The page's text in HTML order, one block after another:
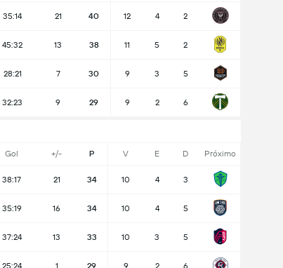
35:14 21 40 12 4 2
45:32 13 38 11 5 2
28:21 7 30 9 3 5
32:23 9 29 9 2 6
Gol +/- P V E D Próximo
38:17 21 34 10 4 3
35:19 16 34 10 4 5
37:24 13 33 10 3 5
25:24 1 29 9 2 6